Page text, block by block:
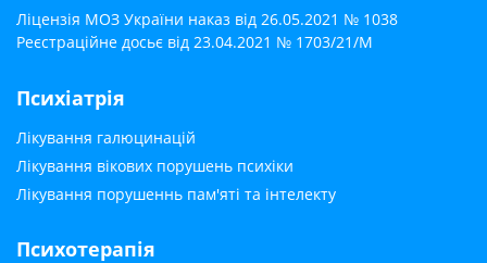
Ліцензія МОЗ України наказ від 26.05.2021 № 1038
Реєстраційне досьє від 23.04.2021 № 1703/21/М
Психіатрія
Лікування галюцинацій
Лікування вікових порушень психіки
Лікування порушеннь пам'яті та інтелекту
Психотерапія